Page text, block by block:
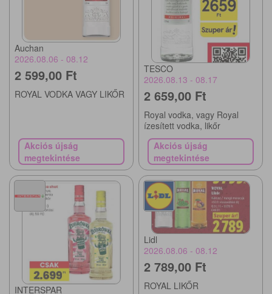
Auchan
2026.08.06 - 08.12
2 599,00 Ft
ROYAL VODKA VAGY LIKŐR
Akciós újság
megtekintése
TESCO
2026.08.13 - 08.17
2 659,00 Ft
Royal vodka, vagy Royal
ízesített vodka, likőr
Akciós újság
megtekintése
INTERSPAR
Lidl
2026.08.06 - 08.12
2 789,00 Ft
ROYAL LIKŐR